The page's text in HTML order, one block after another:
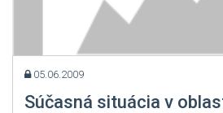
05.06.2009
Súčasná situácia v